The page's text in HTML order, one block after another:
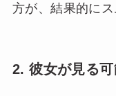
方が、結果的にス
2. 彼女が見る